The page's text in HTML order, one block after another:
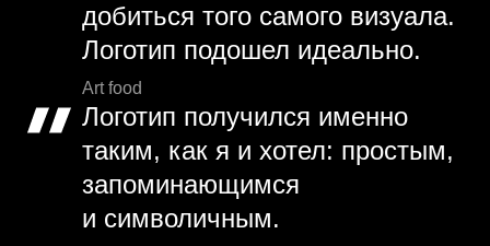
добиться того самого визуала.
Логотип подошел идеально.
Art food
Логотип получился именно
таким, как я и хотел: простым,
запоминающимся
и символичным.